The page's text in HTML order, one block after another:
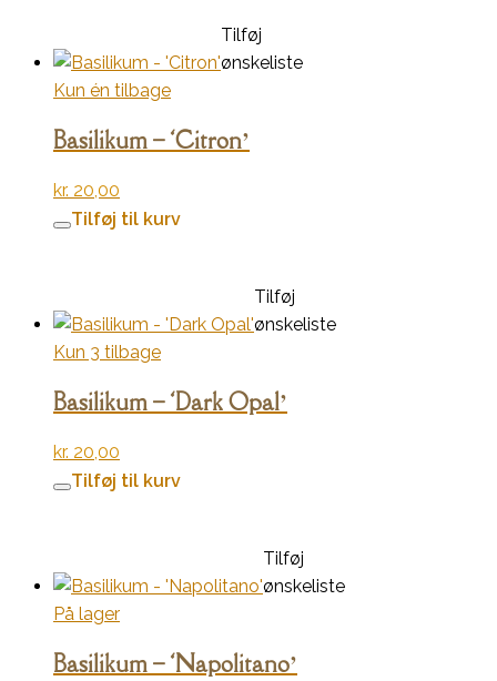
Tilføj
ønskeliste
Kun én tilbage
Basilikum – ‘Citron’
kr. 20,00
Tilføj til kurv
Tilføj
ønskeliste
Kun 3 tilbage
Basilikum – ‘Dark Opal’
kr. 20,00
Tilføj til kurv
Tilføj
ønskeliste
På lager
Basilikum – ‘Napolitano’